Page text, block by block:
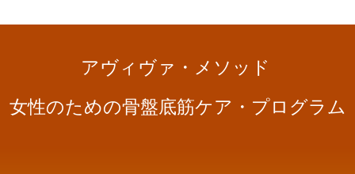
アヴィヴァ・メソッド
女性のための骨盤底筋ケア・プログラム